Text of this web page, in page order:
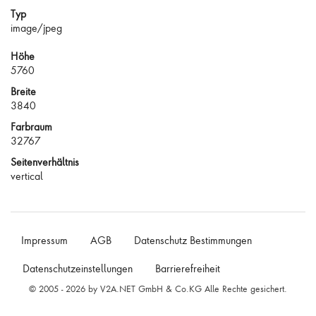
Typ
image/jpeg
Höhe
5760
Breite
3840
Farbraum
32767
Seitenverhältnis
vertical
Impressum AGB Datenschutz Bestimmungen
Datenschutzeinstellungen Barrierefreiheit
© 2005 - 2026 by V2A.NET GmbH & Co.KG Alle Rechte gesichert.